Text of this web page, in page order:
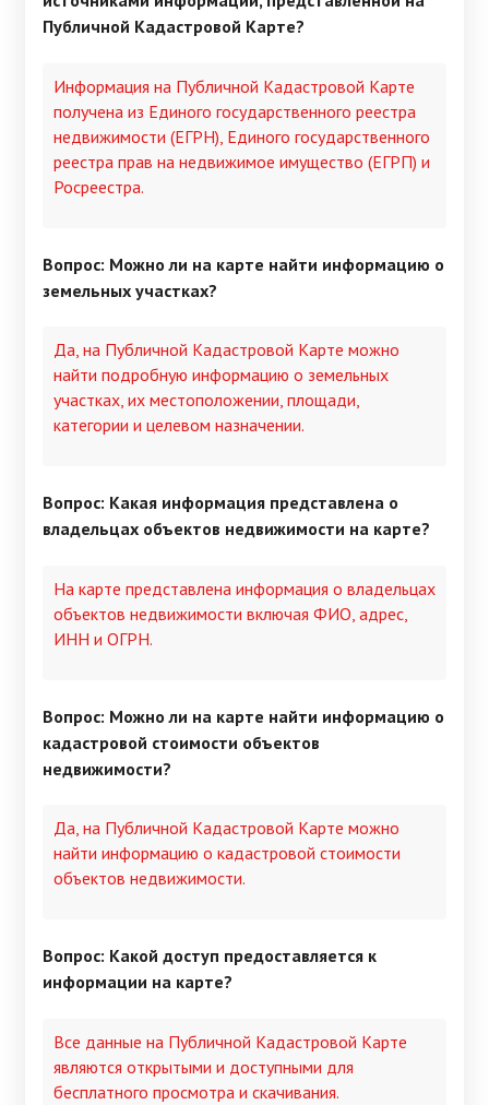
Публичной Кадастровой Карте?
Информация на Публичной Кадастровой Карте
получена из Единого государственного реестра
недвижимости (ЕГРН), Единого государственного
реестра прав на недвижимое имущество (ЕГРП) и
Росреестра.
Вопрос: Можно ли на карте найти информацию о
земельных участках?
Да, на Публичной Кадастровой Карте можно
найти подробную информацию о земельных
участках, их местоположении, площади,
категории и целевом назначении.
Вопрос: Какая информация представлена о
владельцах объектов недвижимости на карте?
На карте представлена информация о владельцах
объектов недвижимости включая ФИО, адрес,
ИНН и ОГРН.
Вопрос: Можно ли на карте найти информацию о
кадастровой стоимости объектов
недвижимости?
Да, на Публичной Кадастровой Карте можно
найти информацию о кадастровой стоимости
объектов недвижимости.
Вопрос: Какой доступ предоставляется к
информации на карте?
Все данные на Публичной Кадастровой Карте
являются открытыми и доступными для
бесплатного просмотра и скачивания.